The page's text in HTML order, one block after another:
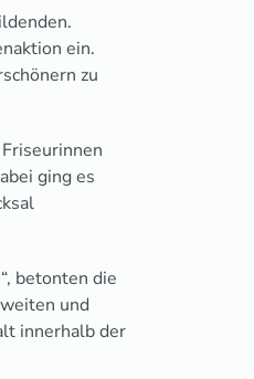
ein.
zu
ging es
betonten die
und
innerhalb der